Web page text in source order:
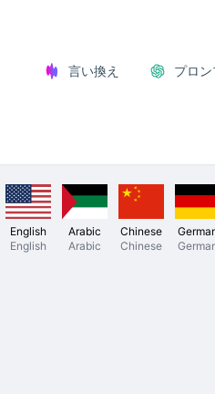
言い換え プロ
English
English
Arabic
Arabic
Chinese
Chinese